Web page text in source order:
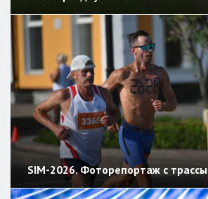
SIM-2026. Фоторепортаж с трассы